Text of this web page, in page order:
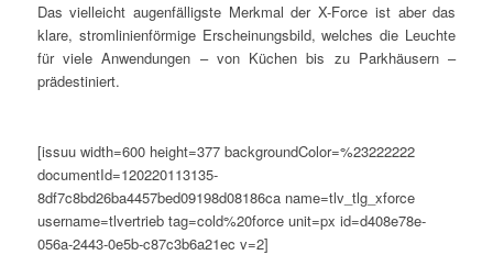
Das vielleicht augenfälligste Merkmal der X-Force ist aber das
klare, stromlinienförmige Erscheinungsbild, welches die Leuchte
für viele Anwendungen – von Küchen bis zu Parkhäusern –
prädestiniert.
[issuu width=600 height=377 backgroundColor=%23222222
documentId=120220113135-
8df7c8bd26ba4457bed09198d08186ca name=tlv_tlg_xforce
username=tlvertrieb tag=cold%20force unit=px id=d408e78e-
056a-2443-0e5b-c87c3b6a21ec v=2]